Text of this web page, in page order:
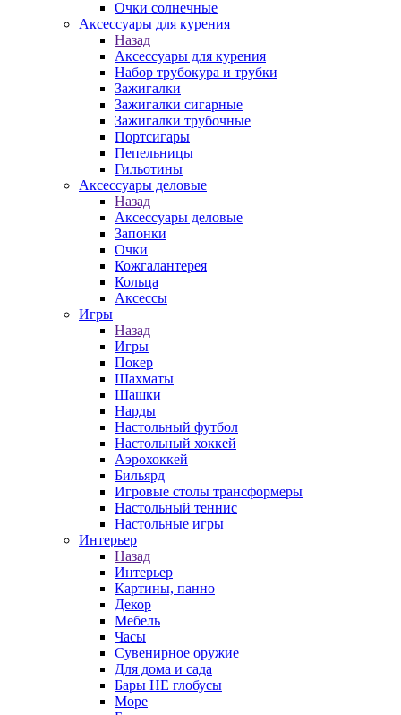
Очки солнечные
Аксессуары для курения
Назад
Аксессуары для курения
Набор трубокура и трубки
Зажигалки
Зажигалки сигарные
Зажигалки трубочные
Портсигары
Пепельницы
Гильотины
Аксессуары деловые
Назад
Аксессуары деловые
Запонки
Очки
Кожгалантерея
Кольца
Аксессы
Игры
Назад
Игры
Покер
Шахматы
Шашки
Нарды
Настольный футбол
Настольный хоккей
Аэрохоккей
Бильярд
Игровые столы трансформеры
Настольный теннис
Настольные игры
Интерьер
Назад
Интерьер
Картины, панно
Декор
Мебель
Часы
Сувенирное оружие
Для дома и сада
Бары НЕ глобусы
Море